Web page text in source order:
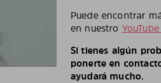
Puede encontrar
en nuestro
Si tienes algún
ponerte en
ayudará mucho.